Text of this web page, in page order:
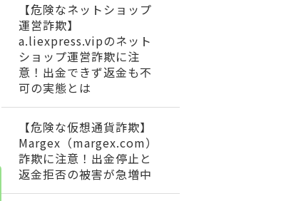
【危険なネットショップ
運営詐欺】
a.liexpress.vipのネット
ショップ運営詐欺に注
意！出金できず返金も不
可の実態とは
【危険な仮想通貨詐欺】
Margex（margex.com）
詐欺に注意！出金停止と
返金拒否の被害が急増中